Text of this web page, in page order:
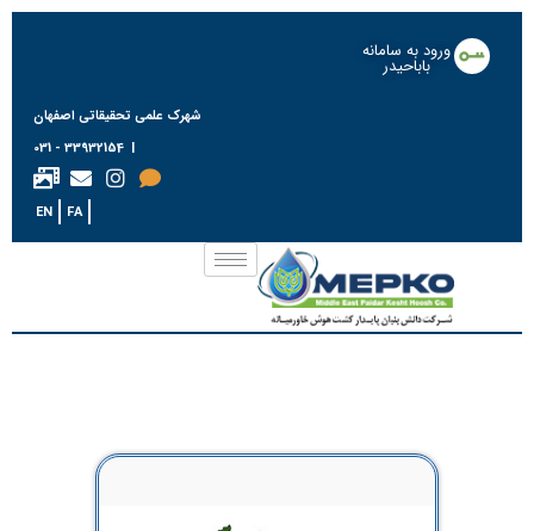
ورود به سامانه
باباحیدر
شهرک علمی تحقیقاتی اصفهان
| 33932154 - 031
FA
EN